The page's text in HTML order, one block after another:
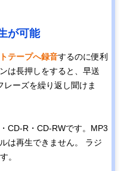
が可能
テープへ録音するのに便利
は長押しをすると、早送
レーズを繰り返し聞けま
CD-R・CD-RWです。MP3
は再生できません。 ラジ
。